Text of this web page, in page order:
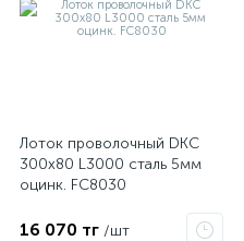
Лоток проволочный DKC
300х80 L3000 сталь 5мм
оцинк. FC8030
16 070 тг /шт